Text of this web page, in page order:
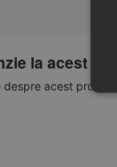
la acest
acest produs